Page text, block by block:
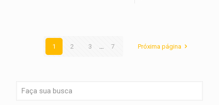
1 2 3 7 Próxima página